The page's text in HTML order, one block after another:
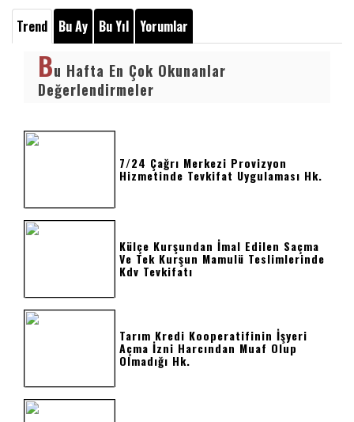
Trend Bu Ay Bu Yıl Yorumlar
Bu Hafta En Çok Okunanlar
Değerlendirmeler
7/24 Çağrı Merkezi Provizyon
Hizmetinde Tevkifat Uygulaması Hk.
Külçe Kurşundan İmal Edilen Saçma
Ve Tek Kurşun Mamulü Teslimlerinde
Kdv Tevkifatı
Tarım Kredi Kooperatifinin İşyeri
Açma İzni Harcından Muaf Olup
Olmadığı Hk.